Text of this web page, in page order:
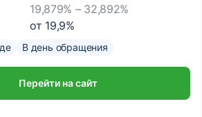
19,879% – 32,892%
от 19,9%
В день обращения
Перейти на сайт